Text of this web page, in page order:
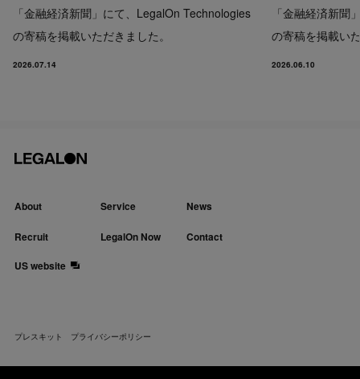
「金融経済新聞」にて、LegalOn Technologies
の寄稿を掲載いただきました。
2026.07.14
「金融経済新聞
の寄稿を掲載い
2026.06.10
About Service News
Recruit LegalOn Now
Contact
US website
プレスキット プライバシーポリシー